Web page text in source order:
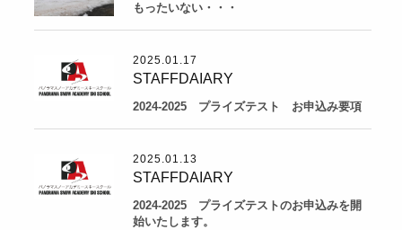
もったいない・・・
2025.01.17
STAFFDAIARY
2024-2025 プライズテスト お申込み要項
2025.01.13
STAFFDAIARY
2024-2025 プライズテストのお申込みを開
始いたします。